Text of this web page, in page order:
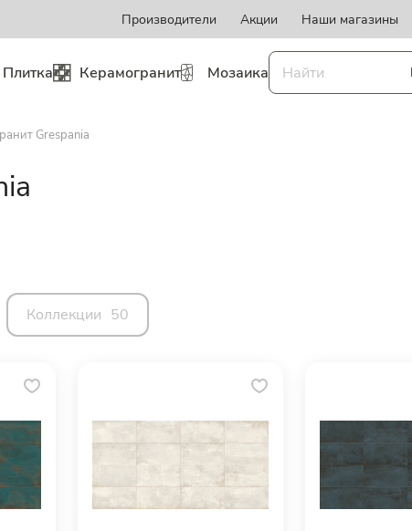
Производители Акции Наши магазины
Плитка Керамогранит Мозаика
Grespania
Коллекции 50